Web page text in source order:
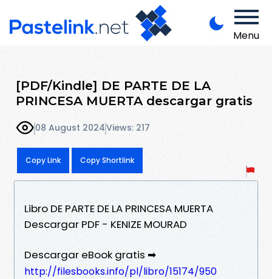
Menu
[PDF/Kindle] DE PARTE DE LA
PRINCESA MUERTA descargar gratis
08 August 2024Views: 217
Copy Link Copy Shortlink
Libro DE PARTE DE LA PRINCESA MUERTA
Descargar PDF - KENIZE MOURAD
Descargar eBook gratis ➡
http://filesbooks.info/pl/libro/15174/950